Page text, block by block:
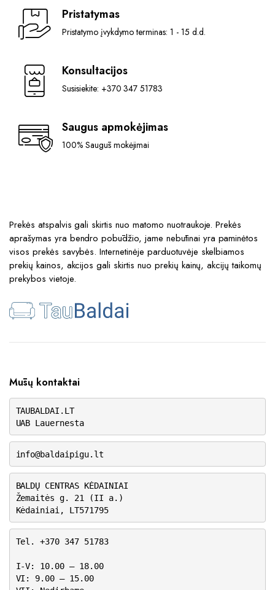
Pristatymas
Pristatymo įvykdymo terminas: 1 - 15 d.d.
Konsultacijos
Susisiekite: +370 347 51783
Saugus apmokėjimas
100% Saugūs mokėjimai
Prekės atspalvis gali skirtis nuo matomo nuotraukoje. Prekės
aprašymas yra bendro pobūdžio, jame nebūtinai yra paminėtos
visos prekės savybės. Internetinėje parduotuvėje skelbiamos
prekių kainos, akcijos gali skirtis nuo prekių kainų, akcijų taikomų
prekybos vietoje.
Mūsų kontaktai
TAUBALDAI.LT
UAB Lauernesta
info@baldaipigu.lt
BALDŲ CENTRAS KĖDAINIAI
Žemaitės g. 21 (II a.)
Kėdainiai, LT571795
Tel. +370 347 51783
I-V: 10.00 – 18.00
VI: 9.00 – 15.00